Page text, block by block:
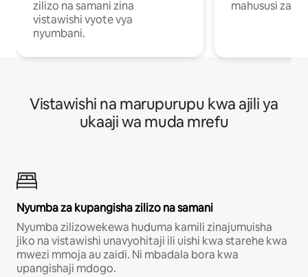
zilizo na samani zina
vistawishi vyote vya
nyumbani.
mahususi za
Vistawishi na marupurupu kwa ajili ya
ukaaji wa muda mrefu
Nyumba za kupangisha zilizo na samani
Nyumba zilizowekewa huduma kamili zinajumuisha
jiko na vistawishi unavyohitaji ili uishi kwa starehe kwa
mwezi mmoja au zaidi. Ni mbadala bora kwa
upangishaji mdogo.